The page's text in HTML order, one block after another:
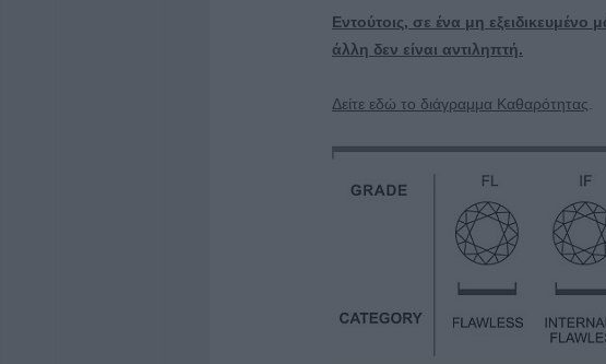
Εντούτοις, σε ένα μη
άλλη δεν είναι αντιληπτή.
Δείτε εδώ το διάγραμμα Καθαρότητας